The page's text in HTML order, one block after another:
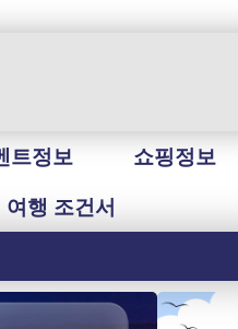
트정보 쇼핑정보
여행 조건서